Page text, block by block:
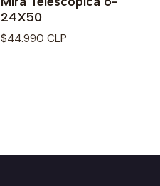
24X50
$44.990 CLP